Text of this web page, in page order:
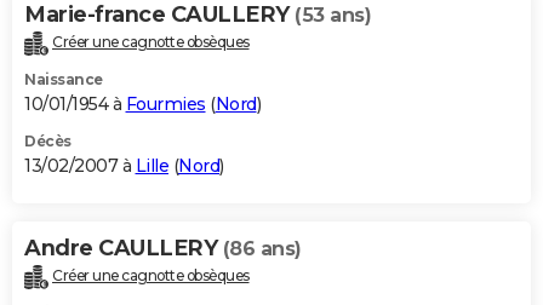
Marie-france CAULLERY (53 ans)
Créer une cagnotte obsèques
Naissance
10/01/1954 à Fourmies (Nord)
Décès
13/02/2007 à Lille (Nord)
Andre CAULLERY (86 ans)
Créer une cagnotte obsèques